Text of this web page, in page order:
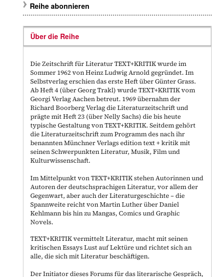
Reihe abonnieren
Über die Reihe
Die Zeitschrift für Literatur TEXT+KRITIK wurde im
Sommer 1962 von Heinz Ludwig Arnold gegründet. Im
Selbstverlag erschien das erste Heft über Günter Grass.
Ab Heft 4 (über Georg Trakl) wurde TEXT+KRITIK vom
Georgi Verlag Aachen betreut. 1969 übernahm der
Richard Boorberg Verlag die Literaturzeitschrift und
prägte mit Heft 23 (über Nelly Sachs) die bis heute
typische Gestaltung von TEXT+KRITIK. Seitdem gehört
die Literaturzeitschrift zum Programm des nach ihr
benannten Münchner Verlags edition text + kritik mit
seinen Schwerpunkten Literatur, Musik, Film und
Kulturwissenschaft.
Im Mittelpunkt von TEXT+KRITIK stehen Autorinnen und
Autoren der deutschsprachigen Literatur, vor allem der
Gegenwart, aber auch der Literaturgeschichte – die
Spannweite reicht von Martin Luther über Daniel
Kehlmann bis hin zu Mangas, Comics und Graphic
Novels.
TEXT+KRITIK vermittelt Literatur, macht mit seinen
kritischen Essays Lust auf Lektüre und richtet sich an
alle, die sich mit Literatur beschäftigen.
Der Initiator dieses Forums für das literarische Gespräch,